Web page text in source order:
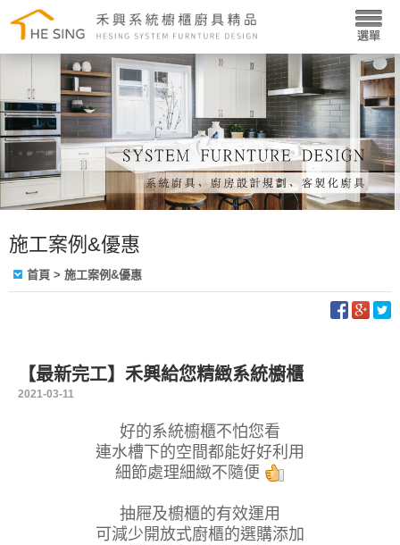
施工案例&優惠
首頁 > 施工案例&優惠
【最新完工】禾興給您精緻系統櫥櫃
2021-03-11
好的系統櫥櫃不怕您看
連水槽下的空間都能好好利用
細節處理細緻不隨便
抽屜及櫥櫃的有效運用
可減少開放式廚櫃的選購添加